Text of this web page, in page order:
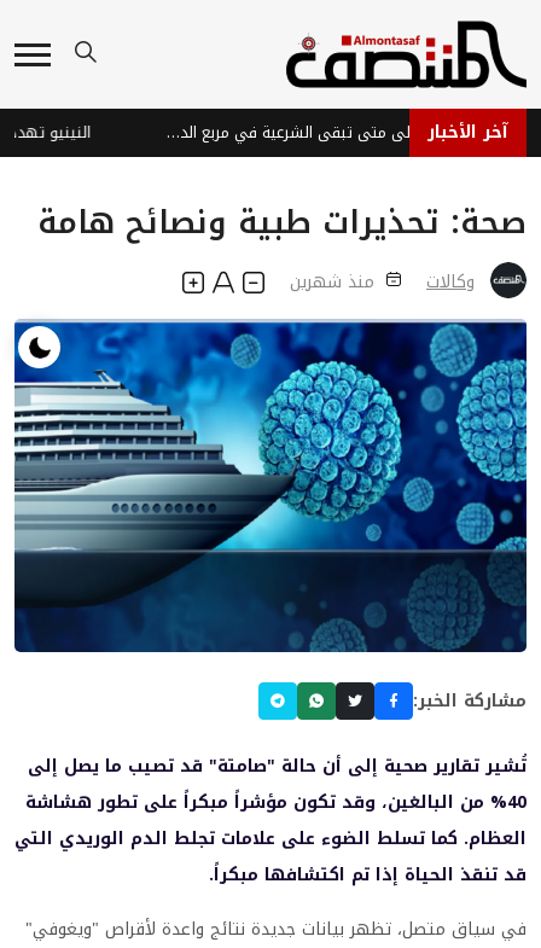
آخر الأخبار المعركة المؤجلة... إلى متى تبقى الشرعية في مربع الدفاع؟
صحة: تحذيرات طبية ونصائح هامة
وكالات منذ شهرين
مشاركة الخبر:
تُشير تقارير صحية إلى أن حالة "صامتة" قد تصيب ما يصل إلى
40% من البالغين، وقد تكون مؤشراً مبكراً على تطور هشاشة
العظام. كما تسلط الضوء على علامات تجلط الدم الوريدي التي
قد تنقذ الحياة إذا تم اكتشافها مبكراً.
في سياق متصل، تظهر بيانات جديدة نتائج واعدة لأقراص "ويغوفي"